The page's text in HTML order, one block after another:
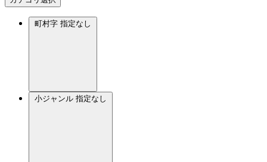
町村字 指定なし
小ジャンル 指定なし